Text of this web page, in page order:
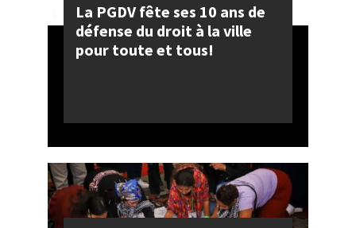
La PGDV fête ses 10 ans de
défense du droit à la ville
pour toute et tous!